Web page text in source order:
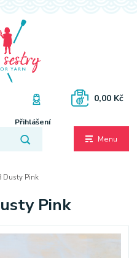
Menu
Přihlášení
0,00 Kč
Dusty Pink
Pink